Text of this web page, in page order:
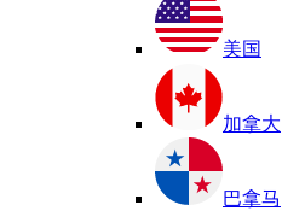
美国
加拿大
巴拿马